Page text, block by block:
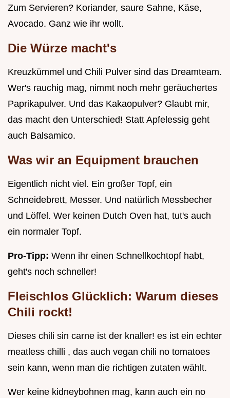
Zum Servieren? Koriander, saure Sahne, Käse,
Avocado. Ganz wie ihr wollt.
Die Würze macht's
Kreuzkümmel und Chili Pulver sind das Dreamteam.
Wer's rauchig mag, nimmt noch mehr geräuchertes
Paprikapulver. Und das Kakaopulver? Glaubt mir,
das macht den Unterschied! Statt Apfelessig geht
auch Balsamico.
Was wir an Equipment brauchen
Eigentlich nicht viel. Ein großer Topf, ein
Schneidebrett, Messer. Und natürlich Messbecher
und Löffel. Wer keinen Dutch Oven hat, tut's auch
ein normaler Topf.
Pro-Tipp: Wenn ihr einen Schnellkochtopf habt,
geht's noch schneller!
Fleischlos Glücklich: Warum dieses
Chili rockt!
Dieses chili sin carne ist der knaller! es ist ein echter
meatless chilli , das auch vegan chili no tomatoes
sein kann, wenn man die richtigen zutaten wählt.
Wer keine kidneybohnen mag, kann auch ein no